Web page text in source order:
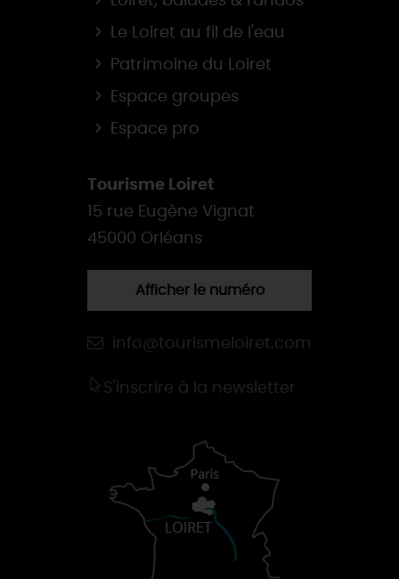
Le Loiret au fil de l'eau
Patrimoine du Loiret
Espace groupes
Espace pro
Tourisme Loiret
15 rue Eugène Vignat
45000 Orléans
Afficher le numéro
info@tourismeloiret.com
S'inscrire à la newsletter